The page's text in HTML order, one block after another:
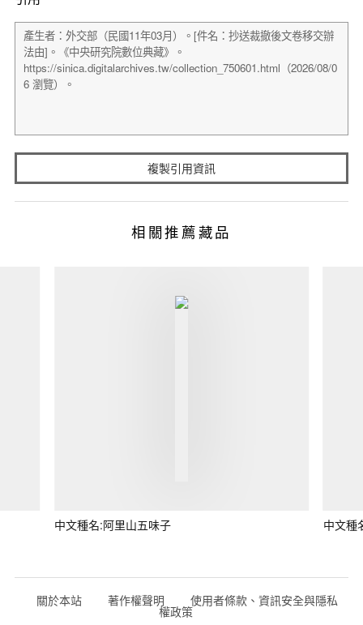
複製引用資訊
相關推薦藏品
中文種名:阿里山五味子 中文種
關於本站 著作權聲明 使用者條款、資訊安全與隱私
權政策